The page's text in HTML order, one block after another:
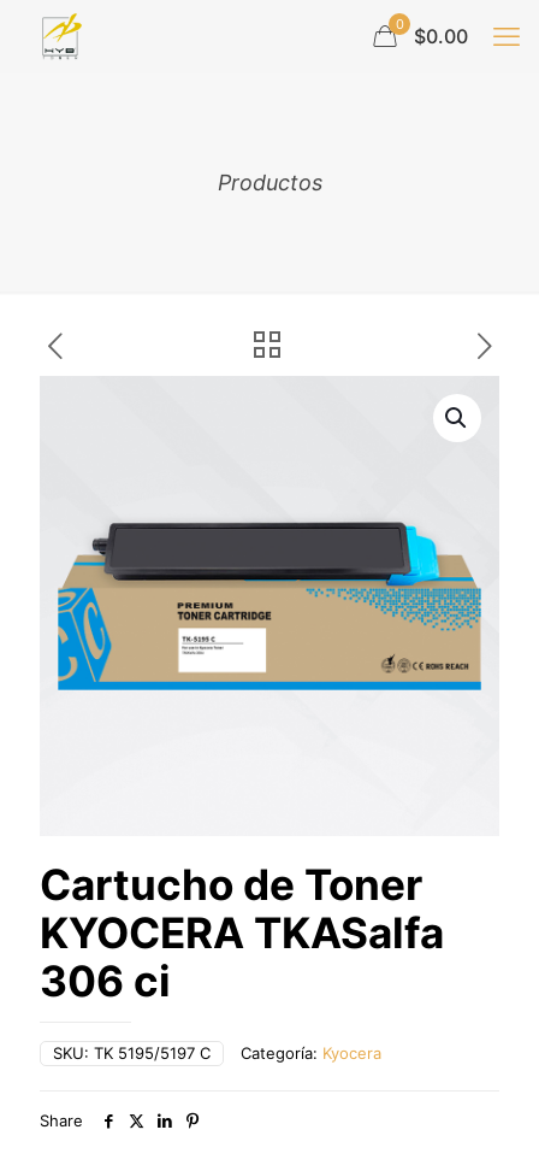
0 $0.00
Productos
Cartucho de Toner
KYOCERA TKASalfa
306 ci
SKU: TK 5195/5197 C Categoría: Kyocera
Share